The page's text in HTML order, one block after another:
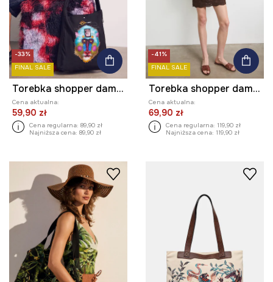
-33%
FINAL SALE
Torebka shopper damska bawełniana z kolekcji Kit Mizeres x Medicine
Cena aktualna:
59,90 zł
Cena regularna: 89,90 zł
Najniższa cena: 89,90 zł
-41%
FINAL SALE
Torebka shopper damska bawełniana z motywem roślinnym
Cena aktualna:
69,90 zł
Cena regularna: 119,90 zł
Najniższa cena: 119,90 zł